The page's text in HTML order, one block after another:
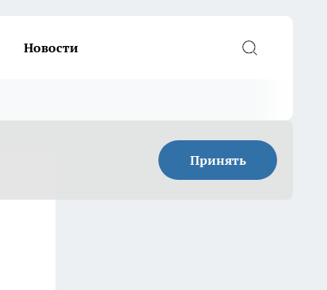
Новости
Принять